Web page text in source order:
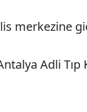
merkezine
Adli